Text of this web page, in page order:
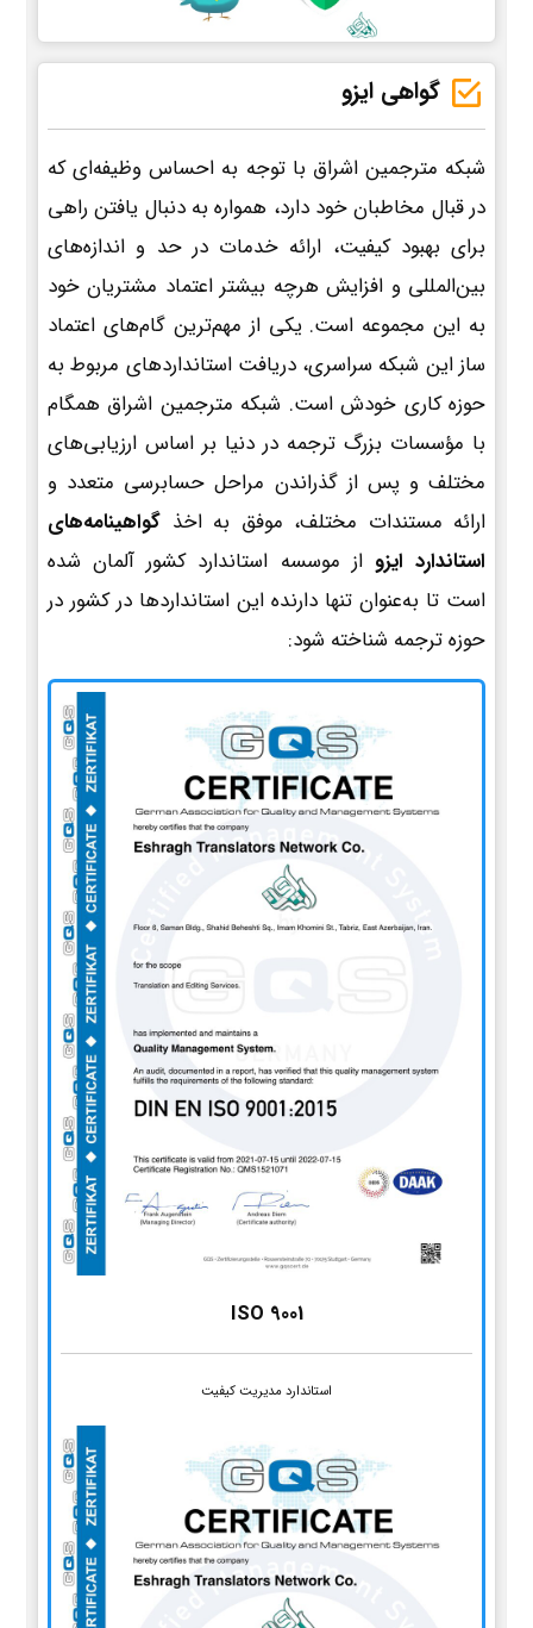
گواهی ایزو
شبکه مترجمین اشراق با توجه به احساس وظیفه‌ای که
در قبال مخاطبان خود دارد، همواره به دنبال یافتن راهی
برای بهبود کیفیت، ارائه خدمات در حد و اندازه‌های
بین‌المللی و افزایش هرچه بیشتر اعتماد مشتریان خود
به این مجموعه است. یکی از مهم‌ترین گام‌های اعتماد
ساز این شبکه سراسری، دریافت استانداردهای مربوط به
حوزه کاری خودش است. شبکه مترجمین اشراق همگام
با مؤسسات بزرگ ترجمه در دنیا بر اساس ارزیابی‌های
مختلف و پس از گذراندن مراحل حسابرسی متعدد و
ارائه مستندات مختلف، موفق به اخذ گواهینامه‌های
استاندارد ایزو از موسسه استاندارد کشور آلمان شده
است تا به‌عنوان تنها دارنده این استانداردها در کشور در
حوزه ترجمه شناخته شود:
ISO 9001
استاندارد مدیریت کیفیت